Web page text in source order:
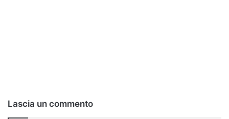
Lascia un commento